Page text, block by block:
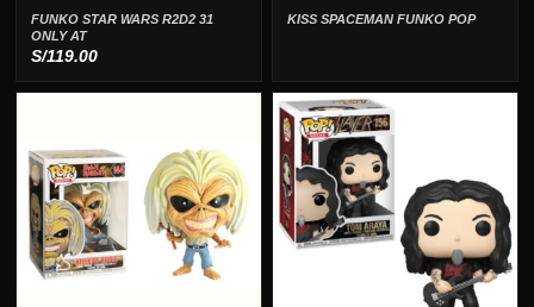
FUNKO STAR WARS R2D2 31
ONLY AT
S/119.00
KISS SPACEMAN FUNKO POP